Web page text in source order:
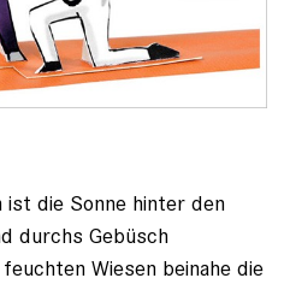
ist die Sonne hinter den
durchs Gebüsch
Wiesen beinahe die